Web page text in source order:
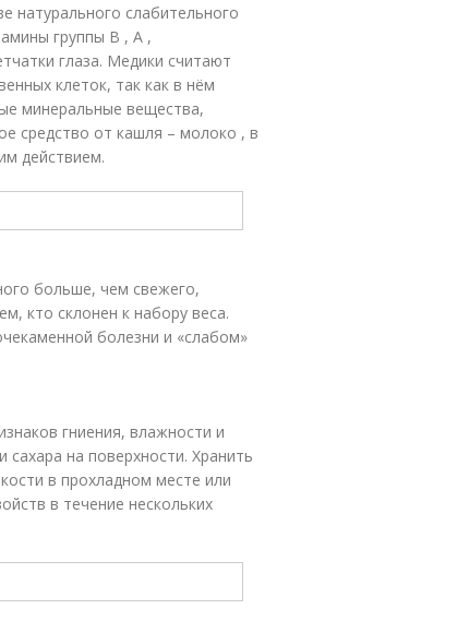
натурального слабительного
группы В , А ,
глаза. Медики считают
клеток, так как в нём
минеральные вещества,
средство от кашля – молоко , в
действием.
больше, чем свежего,
кто склонен к набору веса.
болезни и «слабом»
гниения, влажности и
на поверхности. Хранить
в прохладном месте или
в течение нескольких